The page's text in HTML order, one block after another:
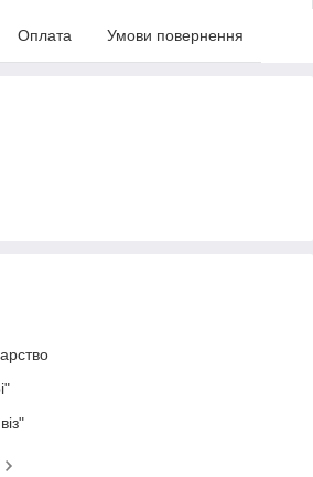
Оплата Умови повернення